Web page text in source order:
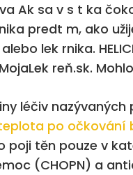
Ak sa v s t ka
predt m, ako
lek rnika.
reň.sk.
léčiv
po očkování
poji těn pouze v
(CHOPN) a